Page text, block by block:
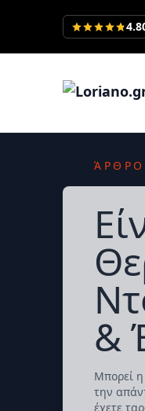
ΆΡΘΡΟ
&
Μπορεί
την
έχετε